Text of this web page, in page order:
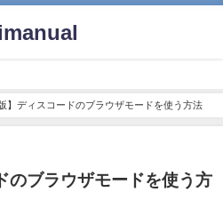
版】ディスコードのブラウザモードを使う方法
のブラウザモードを使う方